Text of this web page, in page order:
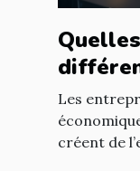
Les
créent de